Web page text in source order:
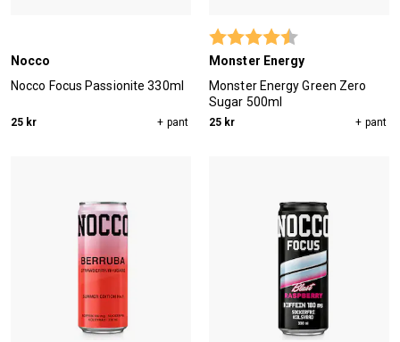
Nocco
Nocco Focus Passionite 330ml
25 kr + pant
Betyg:
Monster Energy
Monster Energy Green Zero
Sugar 500ml
25 kr + pant